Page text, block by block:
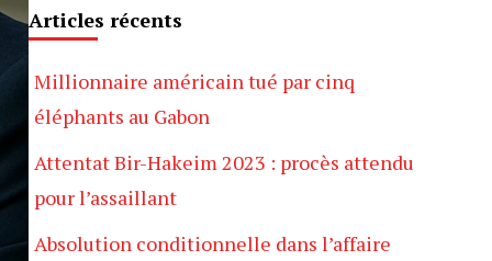
Articles récents
Millionnaire américain tué par cinq
éléphants au Gabon
Attentat Bir-Hakeim 2023 : procès attendu
pour l’assaillant
Absolution conditionnelle dans l’affaire